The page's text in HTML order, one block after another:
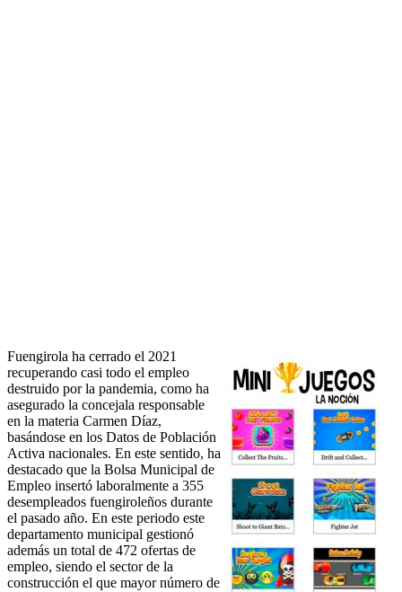
Fuengirola ha cerrado el 2021
recuperando casi todo el empleo
destruido por la pandemia, como ha
asegurado la concejala responsable
en la materia Carmen Díaz,
basándose en los Datos de Población
Activa nacionales. En este sentido, ha
destacado que la Bolsa Municipal de
Empleo insertó laboralmente a 355
desempleados fuengiroleños durante
el pasado año. En este periodo este
departamento municipal gestionó
además un total de 472 ofertas de
empleo, siendo el sector de la
construcción el que mayor número de